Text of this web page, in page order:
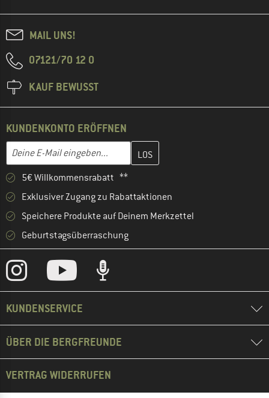
MAIL UNS!
07121/70 12 0
KAUF BEWUSST
KUNDENKONTO ERÖFFNEN
E-Mail-Adresse
Gib hier deine E-Mail-Adresse ein und erstelle im nächsten
5€ Willkommensrabatt **
Exklusiver Zugang zu Rabattaktionen
Speichere Produkte auf Deinem Merkzettel
Geburtstagsüberraschung
KUNDENSERVICE
ÜBER DIE BERGFREUNDE
VERTRAG WIDERRUFEN